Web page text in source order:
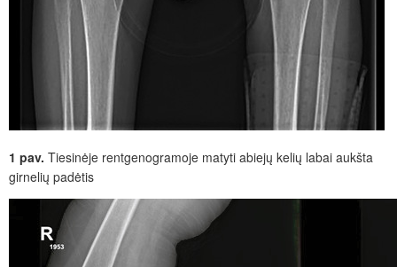
1 pav. Tiesinėje rentgenogramoje matyti abiejų kelių labai aukšta
girnelių padėtis